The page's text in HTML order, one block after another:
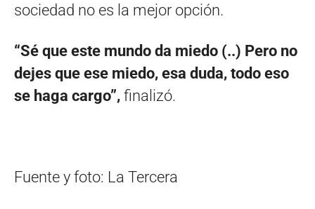
sociedad no es la mejor opción.
“Sé que este mundo da miedo (..) Pero no
dejes que ese miedo, esa duda, todo eso
se haga cargo”, finalizó.
Fuente y foto: La Tercera